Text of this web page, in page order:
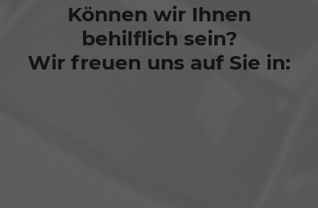
Können wir Ihnen
behilflich sein?
Wir freuen uns auf Sie in: